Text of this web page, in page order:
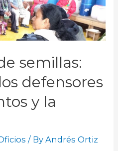
semillas:
defensores
y la
/ ByAndrés Ortiz